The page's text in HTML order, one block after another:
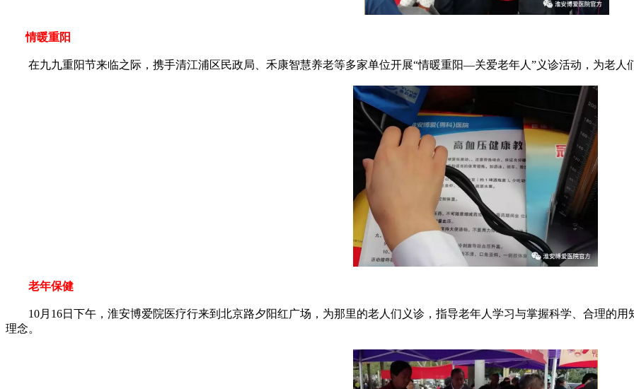
情暖重阳
在九九重阳节来临之际，携手清江浦区民政局、禾康智慧养老等多家单位开展“情暖重阳—关爱老年人”义诊活动，为老人
老年保健
10月16日下午，淮安博爱院医疗行来到北京路夕阳红广场，为那里的老人们义诊，指导老年人学习与掌握科学、合理的用
理念。